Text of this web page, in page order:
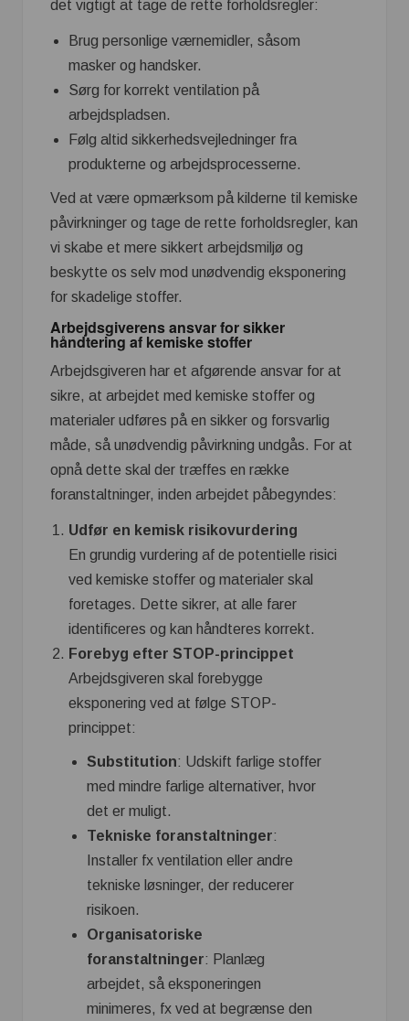
det vigtigt at tage de rette forholdsregler:
Brug personlige værnemidler, såsom
masker og handsker.
Sørg for korrekt ventilation på
arbejdspladsen.
Følg altid sikkerhedsvejledninger fra
produkterne og arbejdsprocesserne.
Ved at være opmærksom på kilderne til kemiske
påvirkninger og tage de rette forholdsregler, kan
vi skabe et mere sikkert arbejdsmiljø og
beskytte os selv mod unødvendig eksponering
for skadelige stoffer.
Arbejdsgiverens ansvar for sikker
håndtering af kemiske stoffer
Arbejdsgiveren har et afgørende ansvar for at
sikre, at arbejdet med kemiske stoffer og
materialer udføres på en sikker og forsvarlig
måde, så unødvendig påvirkning undgås. For at
opnå dette skal der træffes en række
foranstaltninger, inden arbejdet påbegyndes:
Udfør en kemisk risikovurdering
En grundig vurdering af de potentielle risici
ved kemiske stoffer og materialer skal
foretages. Dette sikrer, at alle farer
identificeres og kan håndteres korrekt.
Forebyg efter STOP-princippet
Arbejdsgiveren skal forebygge
eksponering ved at følge STOP-
princippet:
Substitution: Udskift farlige stoffer
med mindre farlige alternativer, hvor
det er muligt.
Tekniske foranstaltninger:
Installer fx ventilation eller andre
tekniske løsninger, der reducerer
risikoen.
Organisatoriske
foranstaltninger: Planlæg
arbejdet, så eksponeringen
minimeres, fx ved at begrænse den